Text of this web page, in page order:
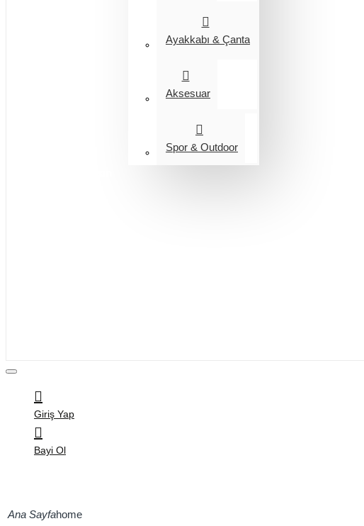
Ayakkabı & Çanta
Aksesuar
Spor & Outdoor
Giriş Yap
Bayi Ol
home